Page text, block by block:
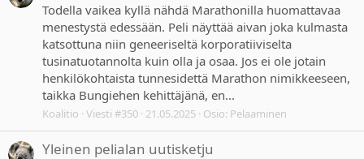
Todella vaikea kyllä nähdä Marathonilla huomattavaa
menestystä edessään. Peli näyttää aivan joka kulmasta
katsottuna niin geneeriseltä korporatiiviselta
tusinatuotannolta kuin olla ja osaa. Jos ei ole jotain
henkilökohtaista tunnesidettä Marathon nimikkeeseen,
taikka Bungiehen kehittäjänä, en...
Koalitio Viesti #350 21.05.2025 Osio: Pelaaminen
Yleinen pelialan uutisketju